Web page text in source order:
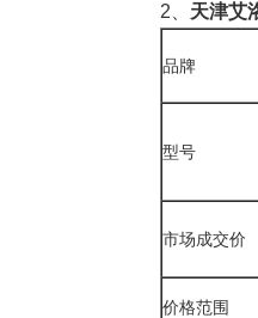
2、 天津艾
品牌
型号
市场成交价
价格范围